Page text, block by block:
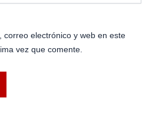
correo electrónico y web en este
vez que comente.